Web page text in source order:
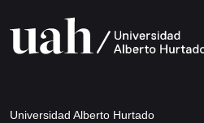
Universidad Alberto Hurtado